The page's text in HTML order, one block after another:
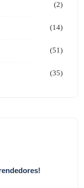
(2)
(14)
(51)
(35)